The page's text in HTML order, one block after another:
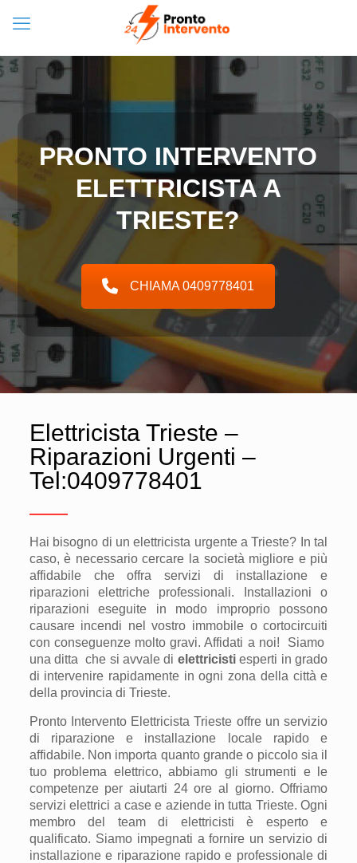
PRONTO INTERVENTO
ELETTRICISTA A
TRIESTE?
CHIAMA 0409778401
Elettricista Trieste –
Riparazioni Urgenti –
Tel:0409778401
———
Hai bisogno di un elettricista urgente a Trieste? In tal
caso, è necessario cercare la società migliore e più
affidabile che offra servizi di installazione e
riparazioni elettriche professionali. Installazioni o
riparazioni eseguite in modo improprio possono
causare incendi nel vostro immobile o cortocircuiti
con conseguenze molto gravi. Affidati a noi! Siamo
una ditta che si avvale di elettricistiesperti in grado
di intervenire rapidamente in ogni zona della città e
della provincia di Trieste.
Pronto Intervento Elettricista Trieste offre un servizio
di riparazione e installazione locale rapido e
affidabile. Non importa quanto grande o piccolo sia il
tuo problema elettrico, abbiamo gli strumenti e le
competenze per aiutarti 24 ore al giorno. Offriamo
servizi elettrici a case e aziende in tutta Trieste. Ogni
membro del teamdi elettricisti è espertoe
qualificato. Siamo impegnati a fornire un servizio di
installazionee riparazione rapido e professionale di